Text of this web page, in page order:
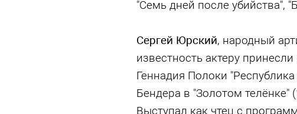
"Семь дней после убийства",
Сергей Юрский, народный
известность актеру
Геннадия Полоки
Бендера в "Золотом
Выступал как чтец с